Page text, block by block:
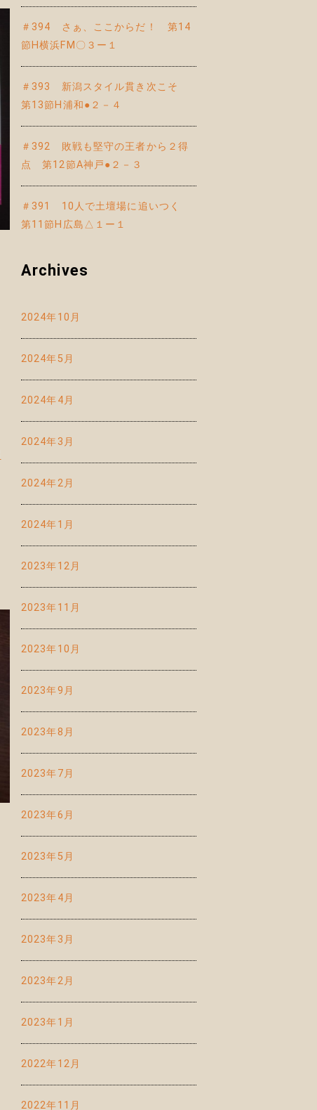
＃394 さぁ、ここからだ！ 第14
節H横浜FM〇３ー１
＃393 新潟スタイル貫き次こそ
第13節H浦和●２－４
＃392 敗戦も堅守の王者から２得
点 第12節A神戸●２－３
＃391 10人で土壇場に追いつく
第11節H広島△１ー１
Archives
2024年10月
2024年5月
2024年4月
2024年3月
2024年2月
2024年1月
2023年12月
2023年11月
2023年10月
2023年9月
2023年8月
2023年7月
2023年6月
2023年5月
2023年4月
2023年3月
2023年2月
2023年1月
2022年12月
2022年11月